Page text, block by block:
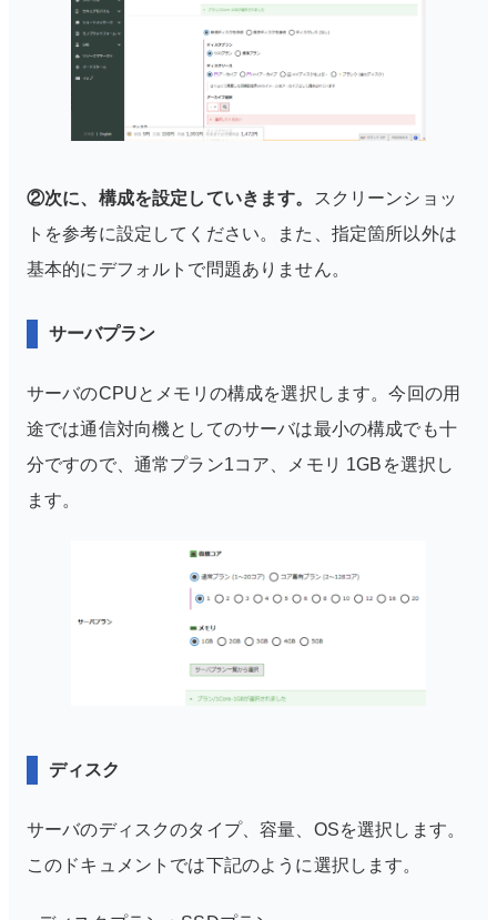
②次に、構成を設定していきます。
スクリーンショッ
トを参考に設定してください。また、指定箇所以外は
基本的にデフォルトで問題ありません。
サーバプラン
サーバのCPUとメモリの構成を選択します。今回の用
途では通信対向機としてのサーバは最小の構成でも十
分ですので、通常プラン1コア、メモリ 1GBを選択し
ます。
ディスク
サーバのディスクのタイプ、容量、OSを選択します。
このドキュメントでは下記のように選択します。